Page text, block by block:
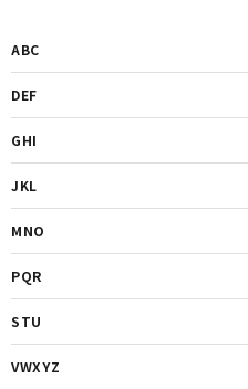
ABC
DEF
GHI
JKL
MNO
PQR
STU
VWXYZ